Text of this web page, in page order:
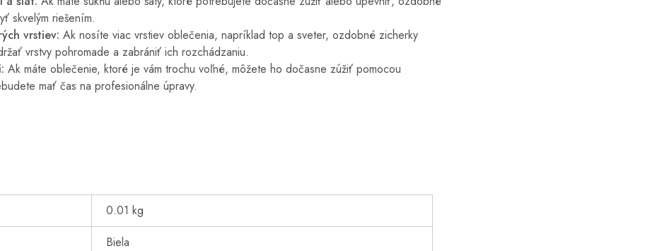
skvelým riešením.
vrstiev: Ak nosíte viac vrstiev oblečenia, napríklad top a sveter, ozdobné zicherky
vrstvy pohromade a zabrániť ich rozchádzaniu.
Ak máte oblečenie, ktoré je vám trochu voľné, môžete ho dočasne zúžiť pomocou
mať čas na profesionálne úpravy.
0.01 kg
Biela